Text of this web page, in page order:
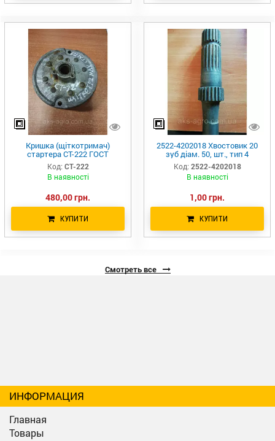
Кришка (щіткотримач)
стартера СТ-222 ГОСТ
Код: СТ-222
В наявності
480,00 грн.
КУПИТИ
2522-4202018 Хвостовик 20
зуб діам. 50, шт., тип 4
Код: 2522-4202018
В наявності
1,00 грн.
КУПИТИ
Смотреть все
ИНФОРМАЦИЯ
Главная
Товары